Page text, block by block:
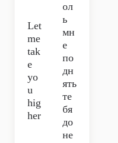
Let
me
tak
e
yo
u
hig
her
ол
ь
мн
е
по
дн
ять
те
бя
до
не